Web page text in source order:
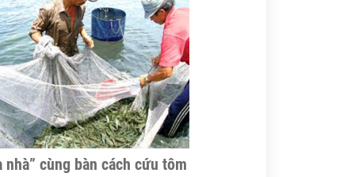
khẩu thế nhưng những gì thực tế
diễn ra trên thị trường hiện nay
không ít người phải đặt câu hỏi về
lỗ hổng trong kiểm soát chất lượng
hóa nông sản của nước ta.
nhà” cùng bàn cách cứu tôm